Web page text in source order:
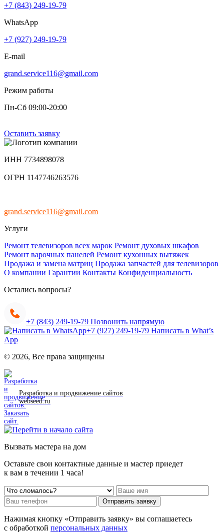
+7 (843) 249-19-79
WhatsApp
+7 (927) 249-19-79
E-mail
grand.service116@gmail.com
Режим работы
Пн-Сб 09:00-20:00
Оставить заявку
ИНН 7734898078
ОГРН 1147746263576
grand.service116@gmail.com
Услуги
Ремонт телевизоров всех марок Ремонт духовых шкафов
Ремонт варочных панелей Ремонт кухонных вытяжек
Продажа и замена матриц Продажа запчастей для телевизоров
О компании Гарантии Контакты Конфиденциальность
Остались вопросы?
+7 (843) 249-19-79 Позвонить напрямую
+7 (927) 249-19-79 Написать в What’s
App
© 2026, Все права защищены
Разработка и продвижение сайтов
webseed.ru
Вызвать мастера на дом
Оставьте свои контактные данные и мастер приедет
к вам в течении 1 часа!
Отправить заявку
Нажимая кнопку «Отправить заявку» вы соглашаетесь
с обработкой персональных данных